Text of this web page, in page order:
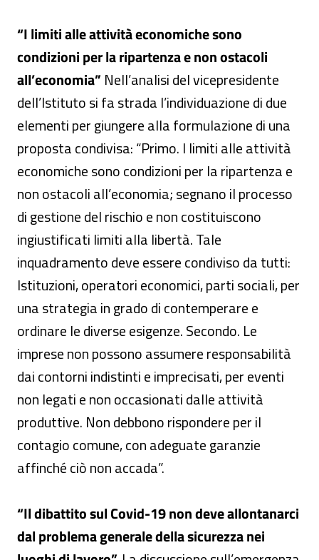
“I limiti alle attività economiche sono
condizioni per la ripartenza e non ostacoli
all’economia”Nell’analisi del vicepresidente
dell’Istituto si fa strada l’individuazione di due
elementi per giungere alla formulazione di una
proposta condivisa: “Primo. I limiti alle attività
economiche sono condizioni per la ripartenza e
non ostacoli all’economia; segnano il processo
di gestione del rischio e non costituiscono
ingiustificati limiti alla libertà. Tale
inquadramento deve essere condiviso da tutti:
Istituzioni, operatori economici, parti sociali, per
una strategia in grado di contemperare e
ordinare le diverse esigenze. Secondo. Le
imprese non possono assumere responsabilità
dai contorni indistinti e imprecisati, per eventi
non legati e non occasionati dalle attività
produttive. Non debbono rispondere per il
contagio comune, con adeguate garanzie
affinché ciò non accada”.
“Il dibattito sul Covid-19 non deve allontanarci
dal problema generale della sicurezza nei